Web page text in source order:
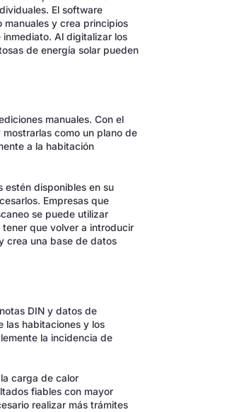
El software
y crea principios
Al digitalizar los
de energía solar pueden
manuales. Con el
como un plano de
a la habitación
estén disponibles en su
Empresas que
se puede utilizar
que volver a introducir
crea una base de datos
DIN y datos de
las habitaciones y los
la incidencia de
carga de calor
fiables con mayor
realizar más trámites